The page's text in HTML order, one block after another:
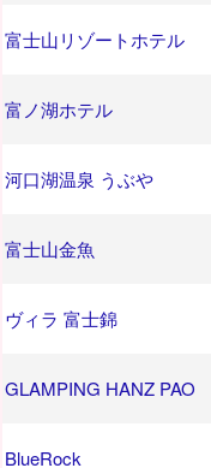
富士山リゾートホテル
富ノ湖ホテル
河口湖温泉 うぶや
富士山金魚
ヴィラ 富士錦
GLAMPING HANZ PAO
BlueRock